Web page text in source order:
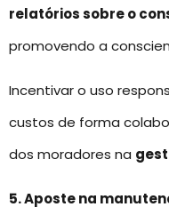
relatórios sobre o
promovendo a
Incentivar o uso
custos de forma
dos moradores na
5. Aposte na